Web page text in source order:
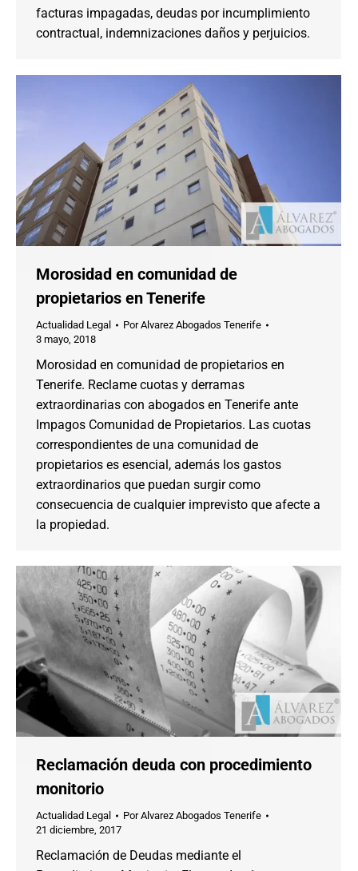
facturas impagadas, deudas por incumplimiento
contractual, indemnizaciones daños y perjuicios.
Morosidad en comunidad de
propietarios en Tenerife
Actualidad Legal PorAlvarez Abogados Tenerife
3 mayo, 2018
Morosidad en comunidad de propietarios en
Tenerife. Reclame cuotas y derramas
extraordinarias con abogados en Tenerife ante
Impagos Comunidad de Propietarios. Las cuotas
correspondientes de una comunidad de
propietarios es esencial, además los gastos
extraordinarios que puedan surgir como
consecuencia de cualquier imprevisto que afecte a
la propiedad.
Reclamación deuda con procedimiento
monitorio
Actualidad Legal PorAlvarez Abogados Tenerife
21 diciembre, 2017
Reclamación de Deudas mediante el